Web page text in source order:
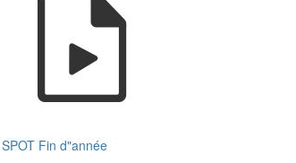
SPOT Fin d"année